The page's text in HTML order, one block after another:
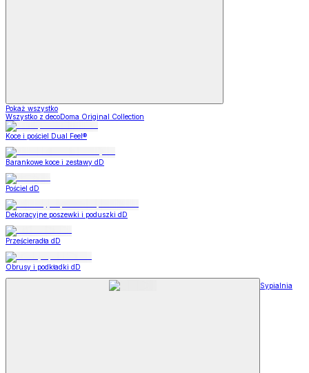
Pokaż wszystko
Wszystko z decoDoma Original Collection
Koce i pościel Dual Feel®
Barankowe koce i zestawy dD
Pościel dD
Dekoracyjne poszewki i poduszki dD
Prześcieradła dD
Obrusy i podkładki dD
Sypialnia